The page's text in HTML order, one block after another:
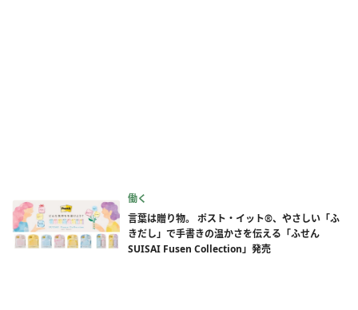
働く
言葉は贈り物。 ポスト・イット®、やさしい「ふ
きだし」で手書きの温かさを伝える「ふせん
SUISAI Fusen Collection」発売